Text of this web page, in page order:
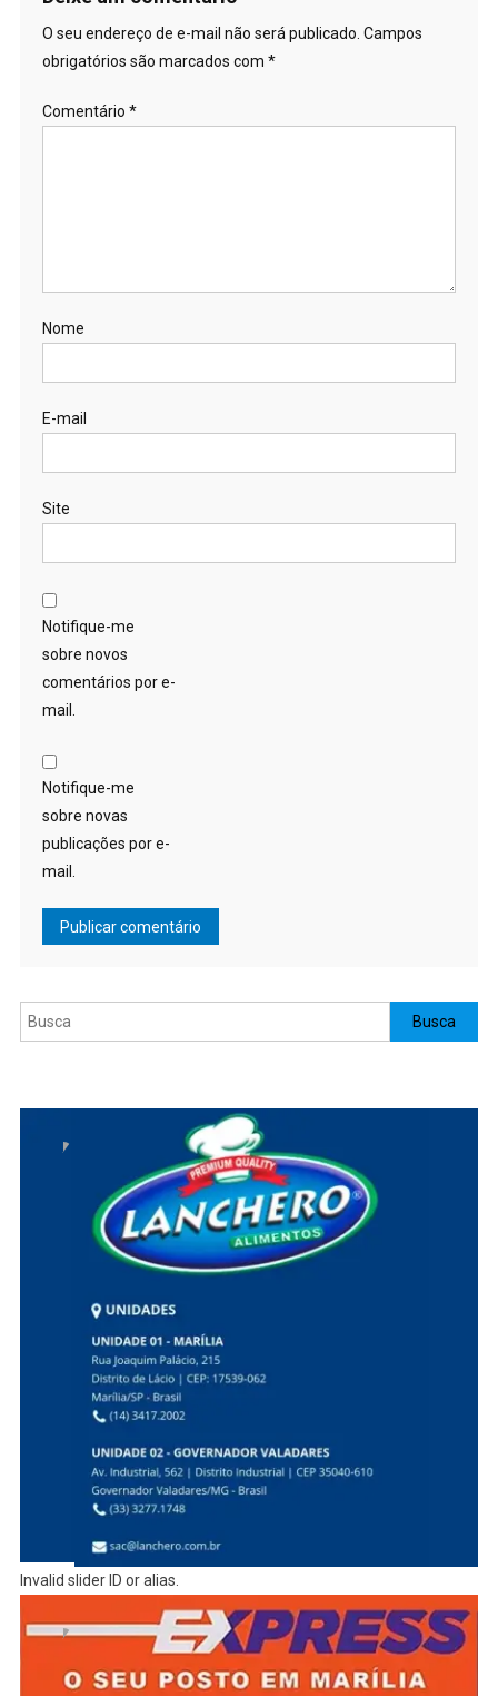
O seu endereço de e-mail não será publicado. Campos
obrigatórios são marcados com *
Comentário *
Nome
E-mail
Site
Notifique-me
sobre novos
comentários por e-
mail.
Notifique-me
sobre novas
publicações por e-
mail.
Pesquisar Busca
Invalid slider ID or alias.